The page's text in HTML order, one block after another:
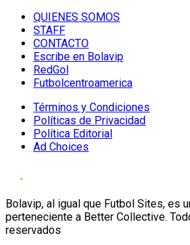
QUIENES SOMOS
STAFF
CONTACTO
Escribe en Bolavip
RedGol
Futbolcentroamerica
Términos y Condiciones
Políticas de Privacidad
Política Editorial
Ad Choices
Bolavip, al igual que Futbol Sites, es
perteneciente a Better Collective.
reservados